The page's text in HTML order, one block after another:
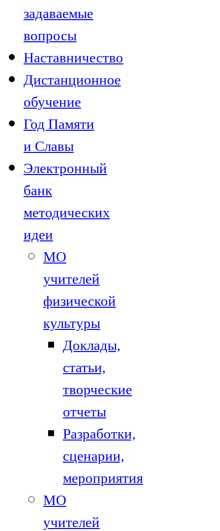
задаваемые
вопросы
Наставничество
Дистанционное
обучение
Год Памяти
и Славы
Электронный
банк
методических
идеи
МО
учителей
физической
культуры
Доклады,
статьи,
творческие
отчеты
Разработки,
сценарии,
мероприятия
МО
учителей